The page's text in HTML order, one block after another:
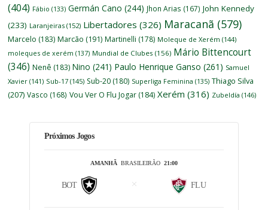
(404) Fábio (133) Germán Cano (244) Jhon Arias (167) John Kennedy
(233) Laranjeiras (152) Libertadores (326) Maracanã (579)
Marcelo (183) Marcão (191) Martinelli (178) Moleque de Xerém (144)
moleques de xerém (137) Mundial de Clubes (156) Mário Bittencourt
(346) Nenê (183) Nino (241) Paulo Henrique Ganso (261) Samuel
Xavier (141) Sub-17 (145) Sub-20 (180) Superliga Feminina (135) Thiago Silva
(207) Vasco (168) Vou Ver O Flu Jogar (184) Xerém (316) Zubeldía (146)
Próximos Jogos
AMANHÃBRASILEIRÃO 21:00
BOT FLU